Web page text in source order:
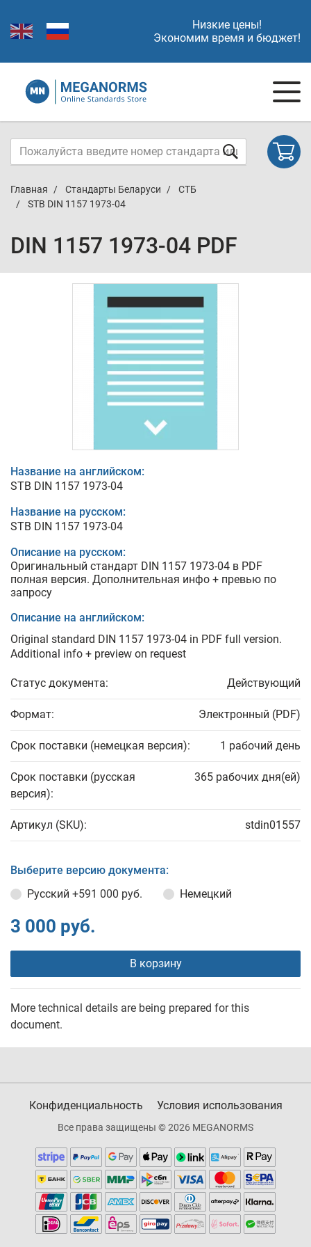
Низкие цены!
Экономим время и бюджет!
Главная Стандарты Беларуси
СТБ
STB DIN 1157 1973-04
DIN 1157 1973-04 PDF
Название на английском:
STB DIN 1157 1973-04
Название на русском:
STB DIN 1157 1973-04
Описание на русском:
Оригинальный стандарт DIN 1157 1973-04 в PDF
полная версия. Дополнительная инфо + превью по
запросу
Описание на английском:
Original standard DIN 1157 1973-04 in PDF full version.
Additional info + preview on request
Статус документа: Действующий
Формат: Электронный (PDF)
Срок поставки (немецкая версия): 1 рабочий день
Срок поставки (русская
версия):
365 рабочих дня(ей)
Артикул (SKU): stdin01557
Выберите версию документа:
Русский +591 000 руб. Немецкий
3 000 руб.
В корзину
More technical details are being prepared for this
document.
Конфиденциальность Условия использования
Все права защищены © 2026 MEGANORMS